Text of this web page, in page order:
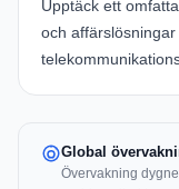
Upptäck ett
och
Global
Övervakning